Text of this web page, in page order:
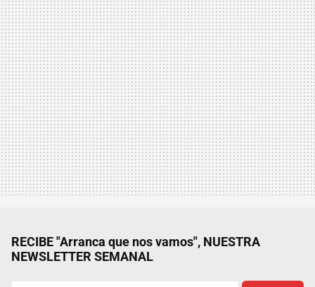
RECIBE "Arranca que nos vamos", NUESTRA
NEWSLETTER SEMANAL